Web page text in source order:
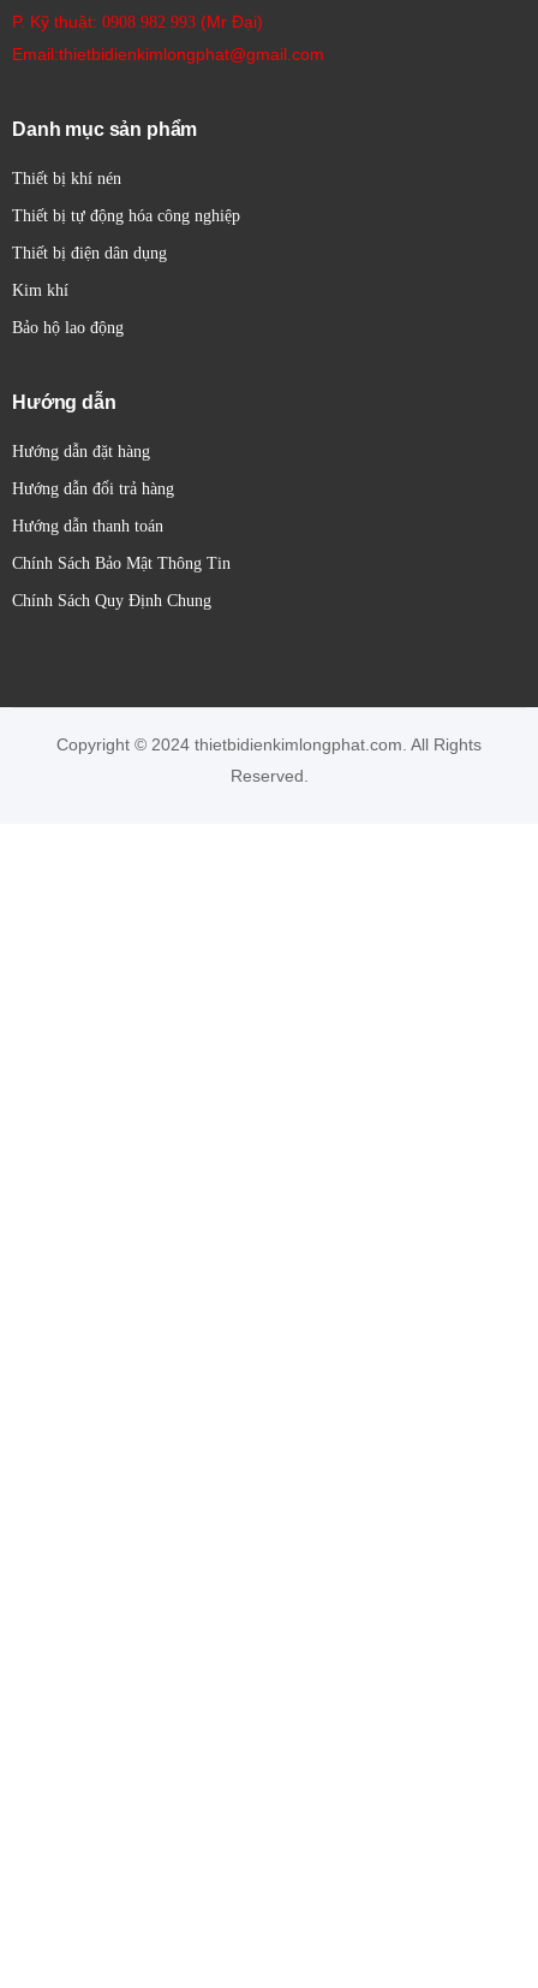
P. Kỹ thuật: 0908 982 993​ (Mr Đại)
Email:thietbidienkimlongphat@gmail.com
Danh mục sản phẩm
Thiết bị khí nén
Thiết bị tự động hóa công nghiệp
Thiết bị điện dân dụng
Kim khí
Bảo hộ lao động
Hướng dẫn
Hướng dẫn đặt hàng
Hướng dẫn đổi trả hàng
Hướng dẫn thanh toán
Chính Sách Bảo Mật Thông Tin
Chính Sách Quy Định Chung
Copyright © 2024 thietbidienkimlongphat.com. All Rights
Reserved.